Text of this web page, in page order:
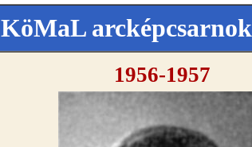
KöMaL arcképcsarnok
1956-1957